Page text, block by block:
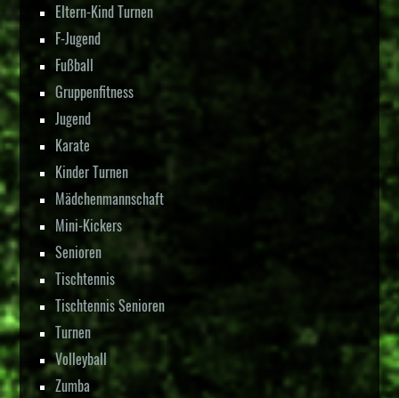
Eltern-Kind Turnen
F-Jugend
Fußball
Gruppenfitness
Jugend
Karate
Kinder Turnen
Mädchenmannschaft
Mini-Kickers
Senioren
Tischtennis
Tischtennis Senioren
Turnen
Volleyball
Zumba